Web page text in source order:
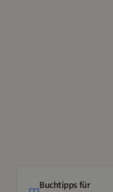
Buchtipps für